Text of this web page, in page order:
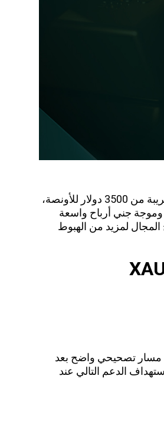
بعد موجة صعود قوية دفعت الذهب XAU/USD نحو مستويات قريبة من 3500 دولار للأونصة،
وموجة جني أرباح واسعة
دعمًا محوريًا عند 3273.51، ما يفتح المجال لمزيد من الهبوط
تصحيحي واضح بعد
يزيد من احتمالات استهداف الدعم التالي عند